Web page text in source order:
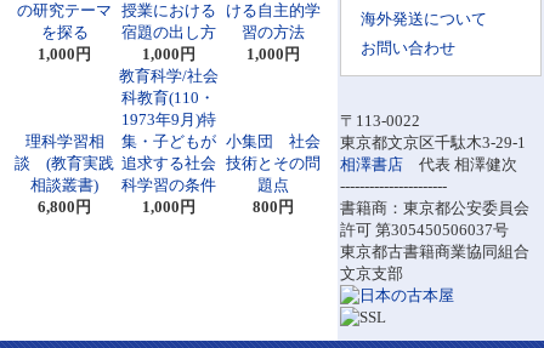
海外発送について
お問い合わせ
〒113-0022
東京都文京区千駄木3-29-1
相澤書店 代表 相澤健次
----------------------
書籍商：東京都公安委員会
許可 第305450506037号
東京都古書籍商業協同組合
文京支部
の研究テーマ
を探る
1,000円
授業における
宿題の出し方
1,000円
ける自主的学
習の方法
1,000円
理科学習相
談 (教育実践
相談叢書)
6,800円
教育科学/社会
科教育(110・
1973年9月)特
集・子どもが
追求する社会
科学習の条件
1,000円
小集団 社会
技術とその問
題点
800円